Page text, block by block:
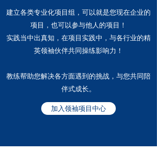
建立各类专业化项目组，可以就是您现在企业的
项目，也可以参与他人的项目！
实践当中出真知，在项目实践中，与各行业的精
英领袖伙伴共同操练影响力！
教练帮助您解决各方面遇到的挑战，与您共同陪
伴式成长。
加入领袖项目中心